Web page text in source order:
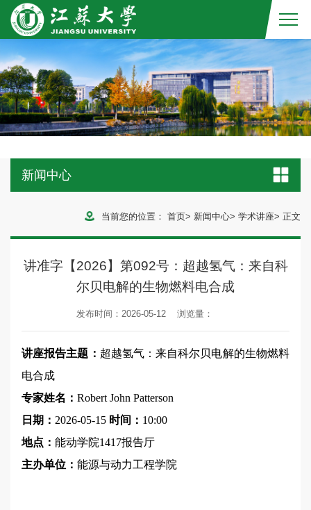
新闻中心
当前您的位置： 首页> 新闻中心> 学术讲座> 正文
讲准字【2026】第092号：超越氢气：来自科
尔贝电解的生物燃料电合成
发布时间：2026-05-12 浏览量：
讲座报告主题： 超越氢气：来自科尔贝电解的生物燃料
电合成
专家姓名： Robert John Patterson
日期： 2026-05-15 时间： 10:00
地点： 能动学院1417报告厅
主办单位： 能源与动力工程学院